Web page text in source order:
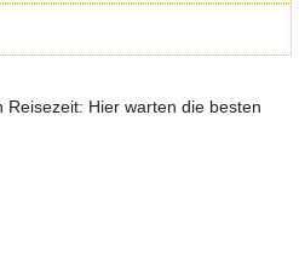
Hier warten die besten